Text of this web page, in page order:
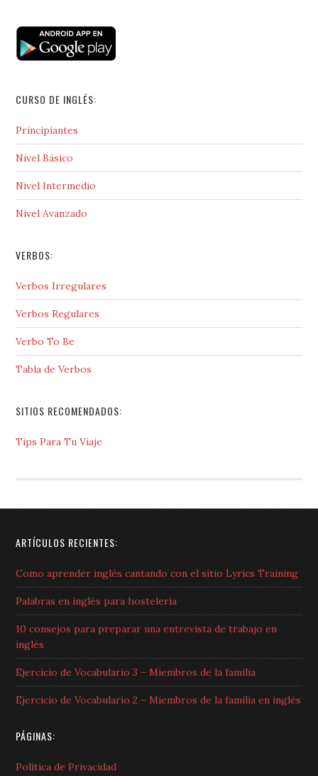
CURSO DE INGLÉS:
Principiantes
Nivel Básico
Nivel Intermedio
Nivel Avanzado
VERBOS:
Verbos Irregulares
Verbos Regulares
Verbo To Be
Tabla de Verbos
SITIOS RECOMENDADOS:
Tips Para Tu Viaje
ARTÍCULOS RECIENTES:
Como aprender inglés cantando con el sitio Lyrics Training
Palabras en inglés para hostelería
10 consejos para preparar una entrevista de trabajo en
inglés
Ejercicio de Vocabulario 3 – Miembros de la familia
Ejercicio de Vocabulario 2 – Miembros de la familia en inglés
PÁGINAS:
Política de Privacidad